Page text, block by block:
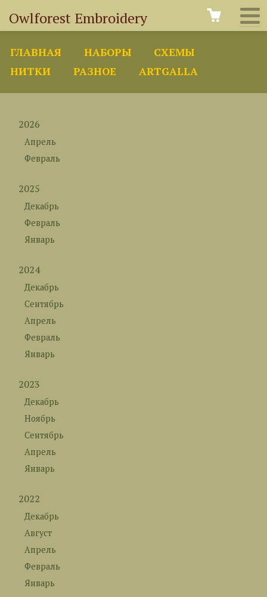
Owlforest Embroidery
ГЛАВНАЯ НАБОРЫ
СХЕМЫ
НИТКИ
РАЗНОЕ ARTGALLA
2026
Апрель
Февраль
2025
Декабрь
Февраль
Январь
2024
Декабрь
Сентябрь
Апрель
Февраль
Январь
2023
Декабрь
Ноябрь
Сентябрь
Апрель
Январь
2022
Декабрь
Август
Апрель
Февраль
Январь